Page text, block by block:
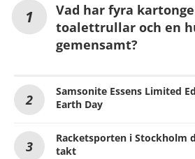
Vad har fyra
toalettrullar och en
gemensamt?
Samsonite Essens Limited
Earth Day
Racketsporten i Stockholm
takt